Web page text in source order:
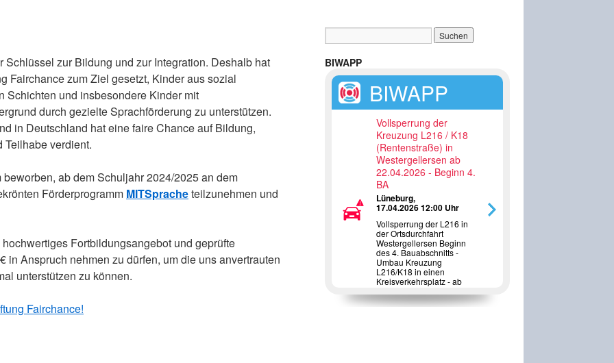
Schlüssel zur Bildung und zur Integration. Deshalb hat
Fairchance zum Ziel gesetzt, Kinder aus sozial
Schichten und insbesondere Kinder mit
durch gezielte Sprachförderung zu unterstützen.
in Deutschland hat eine faire Chance auf Bildung,
Teilhabe verdient.
ab dem Schuljahr 2024/2025 an dem
Förderprogramm MITSpracheteilzunehmen und
Fortbildungsangebot und geprüfte
in Anspruch nehmen zu dürfen, um die uns anvertrauten
unterstützen zu können.
Fairchance!
BIWAPP
BIWAPP
Vollsperrung der
Kreuzung L216 / K18
(Rentenstraße) in
Westergellersen ab
22.04.2026 - Beginn 4.
BA
Lüneburg,
17.04.2026 12:00 Uhr
Vollsperrung der L216 in
der Ortsdurchfahrt
Westergellersen Beginn
des 4. Bauabschnitts -
Umbau Kreuzung
L216/K18 in einen
Kreisverkehrsplatz - ab